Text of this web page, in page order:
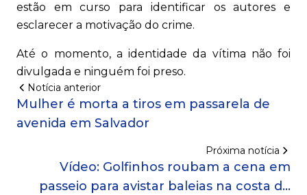
estão em curso para identificar os autores e
esclarecer a motivação do crime.
Até o momento, a identidade da vítima não foi
divulgada e ninguém foi preso.
Notícia anterior
Mulher é morta a tiros em passarela de
avenida em Salvador
Próxima notícia
Vídeo: Golfinhos roubam a cena em
passeio para avistar baleias na costa de